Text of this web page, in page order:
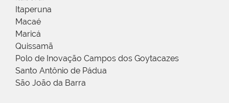
Itaperuna
Macaé
Maricá
Quissamã
Polo de Inovação Campos dos Goytacazes
Santo Antônio de Pádua
São João da Barra